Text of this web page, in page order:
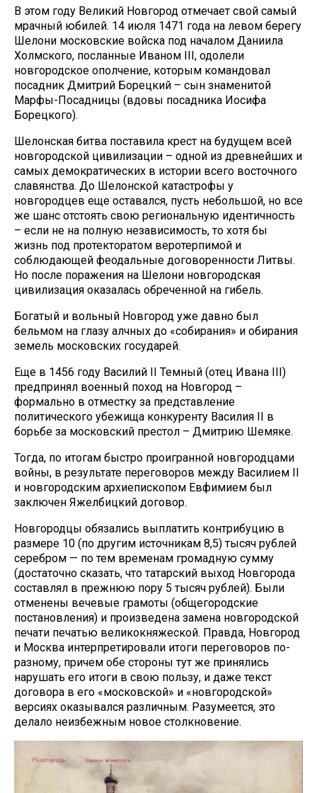
В этом году Великий Новгород отмечает свой самый
мрачный юбилей. 14 июля 1471 года на левом берегу
Шелони московские войска под началом Даниила
Холмского, посланные Иваном III, одолели
новгородское ополчение, которым командовал
посадник Дмитрий Борецкий – сын знаменитой
Марфы-Посадницы (вдовы посадника Иосифа
Борецкого).
Шелонская битва поставила крест на будущем всей
новгородской цивилизации – одной из древнейших и
самых демократических в истории всего восточного
славянства. До Шелонской катастрофы у
новгородцев еще оставался, пусть небольшой, но все
же шанс отстоять свою региональную идентичность
– если не на полную независимость, то хотя бы
жизнь под протекторатом веротерпимой и
соблюдающей феодальные договоренности Литвы.
Но после поражения на Шелони новгородская
цивилизация оказалась обреченной на гибель.
Богатый и вольный Новгород уже давно был
бельмом на глазу алчных до «собирания» и обирания
земель московских государей.
Еще в 1456 году Василий II Темный (отец Ивана III)
предпринял военный поход на Новгород –
формально в отместку за представление
политического убежища конкуренту Василия II в
борьбе за московский престол – Дмитрию Шемяке.
Тогда, по итогам быстро проигранной новгородцами
войны, в результате переговоров между Василием II
и новгородским архиепископом Евфимием был
заключен Яжелбицкий договор.
Новгородцы обязались выплатить контрибуцию в
размере 10 (по другим источникам 8,5) тысяч рублей
серебром — по тем временам громадную сумму
(достаточно сказать, что татарский выход Новгорода
составлял в прежнюю пору 5 тысяч рублей). Были
отменены вечевые грамоты (общегородские
постановления) и произведена замена новгородской
печати печатью великокняжеской. Правда, Новгород
и Москва интерпретировали итоги переговоров по-
разному, причем обе стороны тут же принялись
нарушать его итоги в свою пользу, и даже текст
договора в его «московской» и «новгородской»
версиях оказывался различным. Разумеется, это
делало неизбежным новое столкновение.